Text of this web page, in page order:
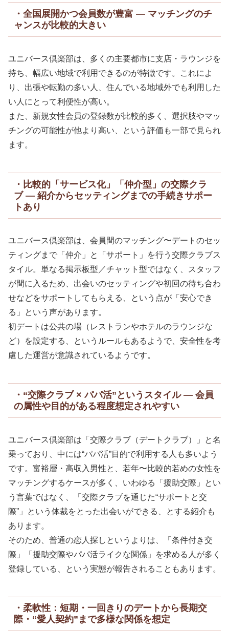
・全国展開かつ会員数が豊富 — マッチングのチ
ャンスが比較的大きい
ユニバース倶楽部は、多くの主要都市に支店・ラウンジを
持ち、幅広い地域で利用できるのが特徴です。これによ
り、出張や転勤の多い人、住んでいる地域外でも利用した
い人にとって利便性が高い。
また、新規女性会員の登録数が比較的多く、選択肢やマッ
チングの可能性が他より高い、という評価も一部で見られ
ます。
・比較的「サービス化」「仲介型」の交際クラ
ブ — 紹介からセッティングまでの手続きサポー
トあり
ユニバース倶楽部は、会員間のマッチング〜デートのセッ
ティングまで「仲介」と「サポート」を行う交際クラブス
タイル。単なる掲示板型／チャット型ではなく、スタッフ
が間に入るため、出会いのセッティングや初回の待ち合わ
せなどをサポートしてもらえる、という点が「安心でき
る」という声があります。
初デートは公共の場（レストランやホテルのラウンジな
ど）を設定する、というルールもあるようで、安全性を考
慮した運営が意識されているようです。
・“交際クラブ × パパ活”というスタイル — 会員
の属性や目的がある程度想定されやすい
ユニバース倶楽部は「交際クラブ（デートクラブ）」と名
乗っており、中には“パパ活”目的で利用する人も多いよう
です。富裕層・高収入男性と、若年〜比較的若めの女性を
マッチングするケースが多く、いわゆる「援助交際」とい
う言葉ではなく、「交際クラブを通じた“サポートと交
際”」という体裁をとった出会いができる、とする紹介も
あります。
そのため、普通の恋人探しというよりは、「条件付き交
際」「援助交際やパパ活ライクな関係」を求める人が多く
登録している、という実態が報告されることもあります。
・柔軟性：短期・一回きりのデートから長期交
際・“愛人契約”まで多様な関係を想定